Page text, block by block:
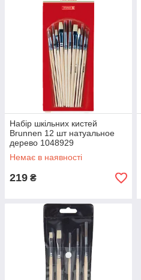
Набір шкільних кистей
Brunnen 12 шт натуальное
дерево 1048929
Немає в наявності
219 ₴